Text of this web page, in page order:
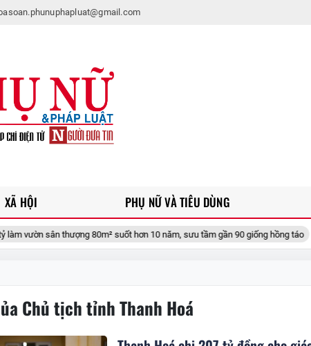
vườn sân thượng 80m² suốt hơn 10 năm, sưu tầm gần 90 giống hồng táo
XÃ HỘI PHỤ NỮ VÀ TIÊU DÙNG
Chủ tịch tỉnh Thanh Hoá